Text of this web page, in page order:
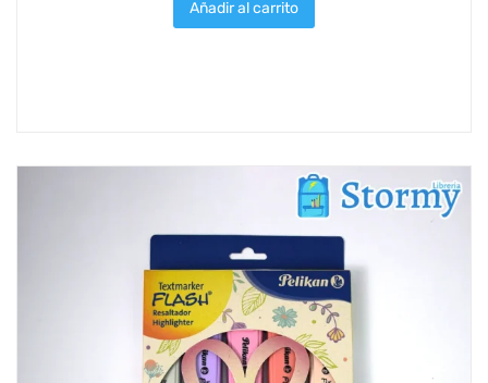
Añadir al carrito